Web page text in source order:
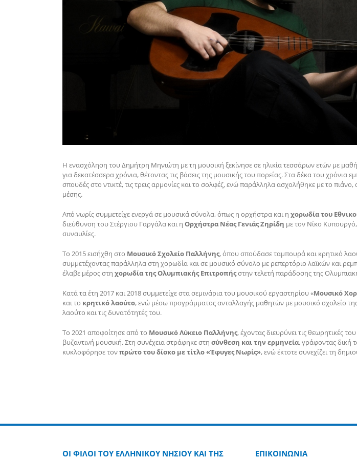
Η ενασχόληση του Δημήτρη Μηνιώτη με τη μουσική ξεκίνησε σε ηλικία τεσσάρων ετών με
για δεκατέσσερα χρόνια, θέτοντας τις βάσεις της μουσικής του πορείας. Στα δέκα του χρόνια
σπουδές στο ντικτέ, τις τρεις αρμονίες και το σολφέζ, ενώ παράλληλα ασχολήθηκε με το
μέσης.
Από νωρίς συμμετείχε ενεργά σε μουσικά σύνολα, όπως η ορχήστρα και η χορωδία του
διεύθυνση του Στέργιου Γαργάλα και η Ορχήστρα Νέας Γενιάς Ζηρίδη με τον Νίκο
συναυλίες.
Το 2015 εισήχθη στο Μουσικό Σχολείο Παλλήνης, όπου σπούδασε ταμπουρά και κρητικό
συμμετέχοντας παράλληλα στη χορωδία και σε μουσικό σύνολο με ρεπερτόριο λαϊκών και
έλαβε μέρος στη χορωδία της Ολυμπιακής Επιτροπήςστην τελετή παράδοσης της
Κατά τα έτη 2017 και 2018 συμμετείχε στα σεμινάρια του μουσικού εργαστηρίου «Μουσικό
και το κρητικό λαούτο, ενώ μέσω προγράμματος ανταλλαγής μαθητών με μουσικό σχολείο
λαούτο και τις δυνατότητές του.
Το 2021 αποφοίτησε από το Μουσικό Λύκειο Παλλήνης, έχοντας διευρύνει τις θεωρητικές
βυζαντινή μουσική. Στη συνέχεια στράφηκε στη σύνθεση και την ερμηνεία, γράφοντας δική
κυκλοφόρησε τονπρώτο του δίσκο με τίτλο «Έφυγες Νωρίς», ενώ έκτοτε συνεχίζει τη
ΟΙ ΦΙΛΟΙ ΤΟΥ ΕΛΛΗΝΙΚΟΥ ΝΗΣΙΟΥ ΚΑΙ ΤΗΣ ΕΠΙΚΟΙΝΩΝΙΑ